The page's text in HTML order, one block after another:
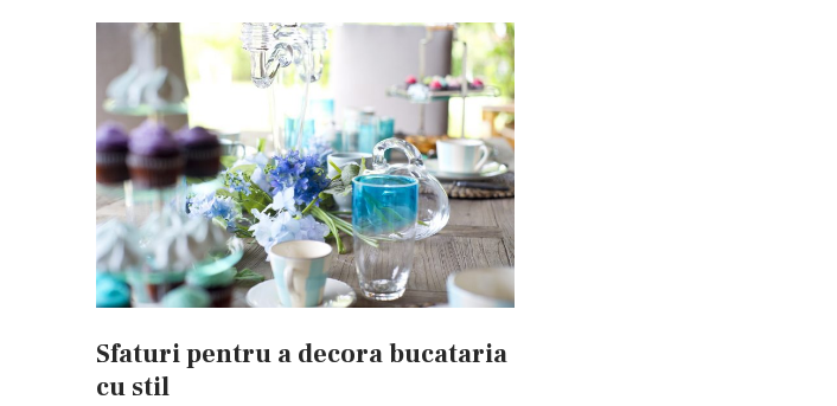
Sfaturi pentru a decora bucataria
cu stil